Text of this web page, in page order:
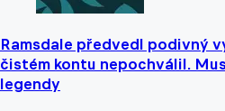
Ramsdale předvedl podivný
čistém kontu nepochválil.
legendy